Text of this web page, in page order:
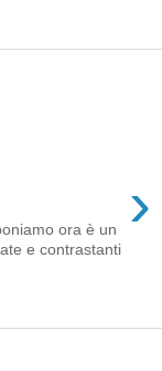
›
ora è un
e contrastanti